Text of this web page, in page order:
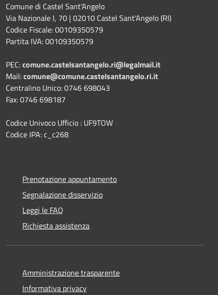
Comune di Castel Sant'Angelo
Via Nazionale I, 70 | 02010 Castel Sant'Angelo (RI)
Codice Fiscale: 00109350579
Partita IVA: 00109350579
PEC:comune.castelsantangelo.ri@legalmail.it
Mail:comune@comune.castelsantangelo.ri.it
Centralino Unico: 0746 698043
Fax: 0746 698187
Codice Univoco Ufficio : UF9TOW
Codice IPA: c_c268
Prenotazione appuntamento
Segnalazione disservizio
Leggi le FAQ
Richiesta assistenza
Amministrazione trasparente
Informativa privacy